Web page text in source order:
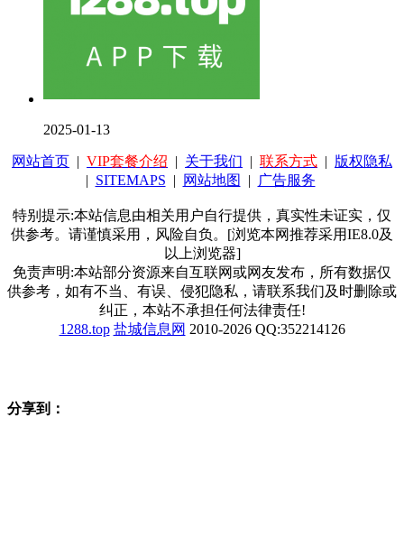
2025-01-13
网站首页 | VIP套餐介绍 | 关于我们 | 联系方式 | 版权隐私
| SITEMAPS | 网站地图 | 广告服务
特别提示:本站信息由相关用户自行提供，真实性未证实，仅
供参考。请谨慎采用，风险自负。[浏览本网推荐采用IE8.0及
以上浏览器]
免责声明:本站部分资源来自互联网或网友发布，所有数据仅
供参考，如有不当、有误、侵犯隐私，请联系我们及时删除或
纠正，本站不承担任何法律责任!
1288.top 盐城信息网 2010-2026 QQ:352214126
分享到：